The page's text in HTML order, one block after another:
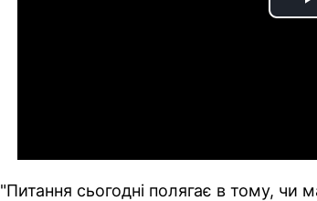
"Питання сьогодні полягає в тому, чи